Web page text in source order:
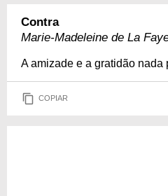
Contra
Marie-Madeleine de La
A amizade e a gratidão nada
COPIAR